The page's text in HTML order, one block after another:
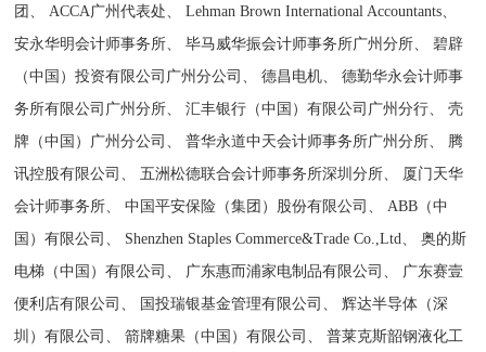
团、 ACCA广州代表处、 Lehman Brown International Accountants、
安永华明会计师事务所、 毕马威华振会计师事务所广州分所、 碧辟
（中国）投资有限公司广州分公司、 德昌电机、 德勤华永会计师事
务所有限公司广州分所、 汇丰银行（中国）有限公司广州分行、 壳
牌（中国）广州分公司、 普华永道中天会计师事务所广州分所、 腾
讯控股有限公司、 五洲松德联合会计师事务所深圳分所、 厦门天华
会计师事务所、 中国平安保险（集团）股份有限公司、 ABB（中
国）有限公司、 Shenzhen Staples Commerce&Trade Co.,Ltd、 奥的斯
电梯（中国）有限公司、 广东惠而浦家电制品有限公司、 广东赛壹
便利店有限公司、 国投瑞银基金管理有限公司、 辉达半导体（深
圳）有限公司、 箭牌糖果（中国）有限公司、 普莱克斯韶钢液化工